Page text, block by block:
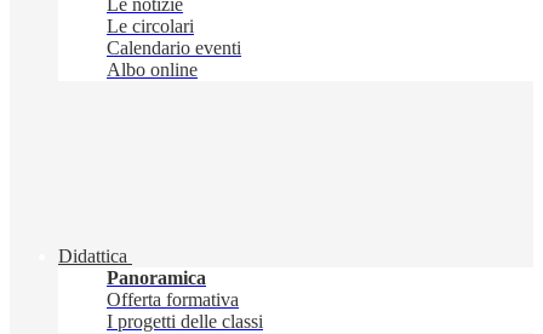
Le notizie
Le circolari
Calendario eventi
Albo online
Didattica
Panoramica
Offerta formativa
I progetti delle classi